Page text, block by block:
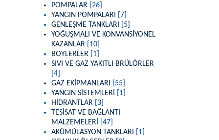
POMPALAR [26]
YANGIN POMPALARI
[7]
GENLEŞME TANKLARI
[5]
YOĞUŞMALI VE KONVANSİYONEL
KAZANLAR
[10]
BOYLERLER
[1]
SIVI VE GAZ YAKITLI BRÜLÖRLER
[4]
GAZ EKİPMANLARI
[55]
YANGIN SİSTEMLERİ
[1]
HİDRANTLAR
[3]
TESİSAT VE BAĞLANTI
MALZEMELERİ
[47]
AKÜMÜLASYON TANKLARI
[1]